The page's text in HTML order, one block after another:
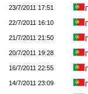
23/7/2011 17:51
22/7/2011 16:10
21/7/2011 21:50
20/7/2011 19:28
16/7/2011 22:55
14/7/2011 23:09